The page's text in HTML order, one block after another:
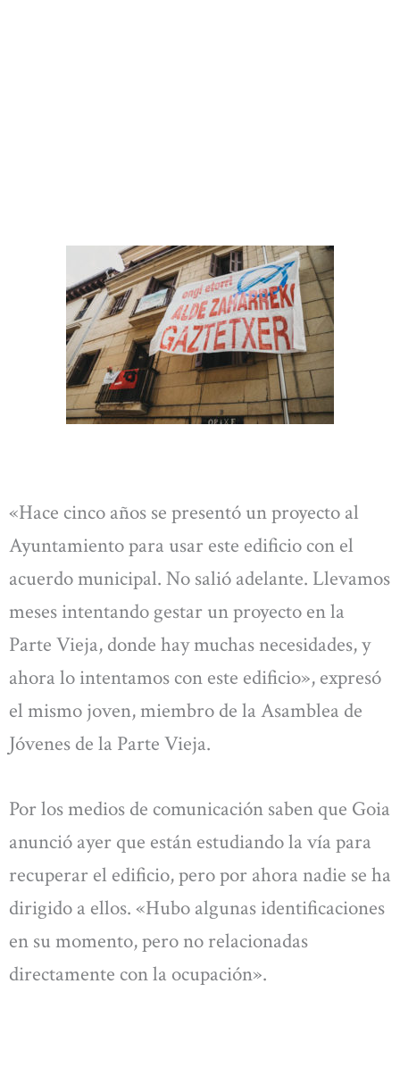
«Hace cinco años se presentó un proyecto al
Ayuntamiento para usar este edificio con el
acuerdo municipal. No salió adelante. Llevamos
meses intentando gestar un proyecto en la
Parte Vieja, donde hay muchas necesidades, y
ahora lo intentamos con este edificio», expresó
el mismo joven, miembro de la Asamblea de
Jóvenes de la Parte Vieja.
Por los medios de comunicación saben que Goia
anunció ayer que están estudiando la vía para
recuperar el edificio, pero por ahora nadie se ha
dirigido a ellos. «Hubo algunas identificaciones
en su momento, pero no relacionadas
directamente con la ocupación».